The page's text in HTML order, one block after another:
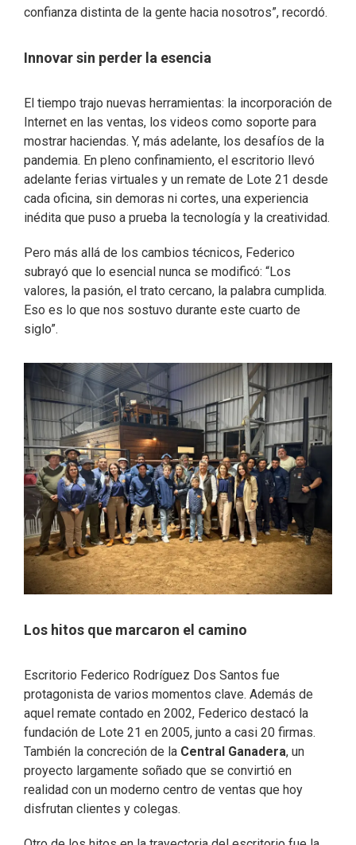
confianza distinta de la gente hacia nosotros”, recordó.
Innovar sin perder la esencia
El tiempo trajo nuevas herramientas: la incorporación de
Internet en las ventas, los videos como soporte para
mostrar haciendas. Y, más adelante, los desafíos de la
pandemia. En pleno confinamiento, el escritorio llevó
adelante ferias virtuales y un remate de Lote 21 desde
cada oficina, sin demoras ni cortes, una experiencia
inédita que puso a prueba la tecnología y la creatividad.
Pero más allá de los cambios técnicos, Federico
subrayó que lo esencial nunca se modificó: “Los
valores, la pasión, el trato cercano, la palabra cumplida.
Eso es lo que nos sostuvo durante este cuarto de
siglo”.
Los hitos que marcaron el camino
Escritorio Federico Rodríguez Dos Santos fue
protagonista de varios momentos clave. Además de
aquel remate contado en 2002, Federico destacó la
fundación de Lote 21 en 2005, junto a casi 20 firmas.
También la concreción de la Central Ganadera, un
proyecto largamente soñado que se convirtió en
realidad con un moderno centro de ventas que hoy
disfrutan clientes y colegas.